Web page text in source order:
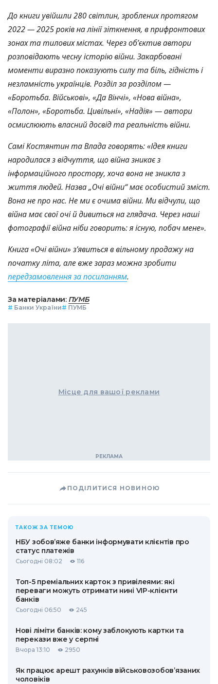
До книги увійшли 280 світлин, зроблених протягом
2022 — 2025 років на лінії зіткнення, в прифронтових
зонах та тилових містах. Через об’єктив автори
розповідають чесну історію війни. Закарбовані
моменти виразно показують силу та біль, гідність і
незламність українців. Розділ за розділом —
«Боротьба. Військові», «Да Вінчі», «Нова війна»,
«Полон», «Боротьба. Цивільні», «Надія» — автори
осмислюють власний досвід та реальність війни.
Самі Костянтин та Влада говорять: «Ідея книги
народилася з відчуття, що війна зникає з
інформаційного простору, хоча вона не зникла з
життя людей. Назва „Очі війни“ має особистий зміст.
Вона не про нас. Не ми є очима війни. Ми відчули, що
війна має свої очі й дивиться на глядача. Через наші
фотографії війна ніби говорить: я існую, побач мене».
Книга «Очі війни» з’явиться в вільному продажу на
початку літа, але вже зараз можна зробити
передзамовлення за посиланням.
За матеріалами: ПУМБ
# Банки України# ПУМБ
Місце для вашої реклами
ПОДІЛИТИСЯ НОВИНОЮ
ТАКОЖ ЗА ТЕМОЮ
НБУ зобов’яже банки інформувати клієнтів про
статус платежів
Сьогодні 08:02 116
Топ-5 преміальних карток з привілеями: які
переваги можуть отримати нині VIP-клієнти
банків
Сьогодні 06:50 245
Нові ліміти банків: кому заблокують картки та
перекази вже у серпні
Вчора 13:10 2950
Як працює арешт рахунків військовозобов’язаних
чоловіків